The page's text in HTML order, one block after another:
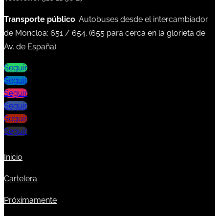
Transporte público: Autobuses desde el intercambiador
de Moncloa: 651 / 654. (655 para cerca en la glorieta de
Av. de España)
Seguir
Seguir
Seguir
Seguir
Seguir
Seguir
Inicio
Cartelera
Próximamente